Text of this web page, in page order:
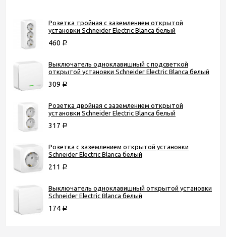
Розетка тройная с заземлением открытой
установки Schneider Electric Blanca белый
460 Р
Выключатель одноклавишный с подсветкой
открытой установки Schneider Electric Blanca белый
309 Р
Розетка двойная с заземлением открытой
установки Schneider Electric Blanca белый
317 Р
Розетка с заземлением открытой установки
Schneider Electric Blanca белый
211 Р
Выключатель одноклавишный открытой установки
Schneider Electric Blanca белый
174 Р